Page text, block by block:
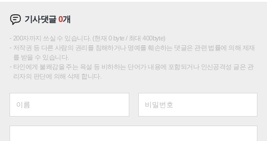
기사댓글0개
200자까지 쓰실 수 있습니다. (현재 0 byte / 최대 400byte)
저작권 등 다른 사람의 권리를 침해하거나 명예를 훼손하는 댓글은 관련 법률에 의해 제재
를 받을 수 있습니다.
타인에게 불쾌감을 주는 욕설 등 비하하는 단어가 내용에 포함되거나 인신공격성 글은 관
리자의 판단에 의해 삭제 합니다.